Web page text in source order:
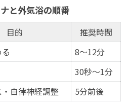
と外気浴の順番
目的
推奨時間
8～12分
30秒～1分
自律神経調整 5分前後